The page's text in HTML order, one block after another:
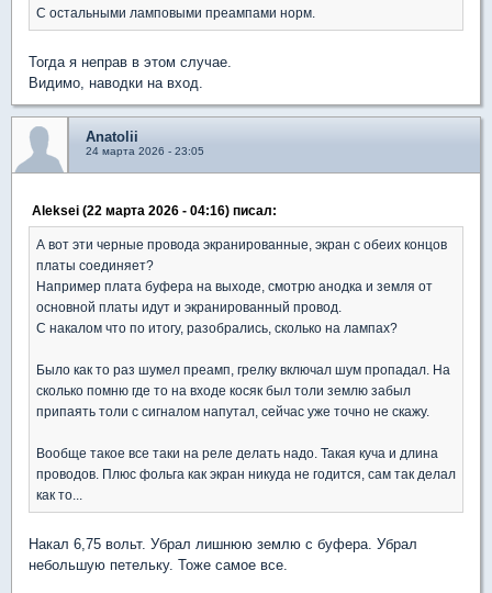
С остальными ламповыми преампами норм.
Тогда я неправ в этом случае.
Видимо, наводки на вход.
Anatolii
24 марта 2026 - 23:05
Aleksei (22 марта 2026 - 04:16) писал:
А вот эти черные провода экранированные, экран с обеих концов
платы соединяет?
Например плата буфера на выходе, смотрю анодка и земля от
основной платы идут и экранированный провод.
С накалом что по итогу, разобрались, сколько на лампах?
Было как то раз шумел преамп, грелку включал шум пропадал. На
сколько помню где то на входе косяк был толи землю забыл
припаять толи с сигналом напутал, сейчас уже точно не скажу.
Вообще такое все таки на реле делать надо. Такая куча и длина
проводов. Плюс фольга как экран никуда не годится, сам так делал
как то...
Накал 6,75 вольт. Убрал лишнюю землю с буфера. Убрал
небольшую петельку. Тоже самое все.